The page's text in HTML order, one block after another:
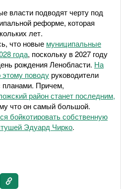
власти подводят черту под
реформе, которая
лет.
что новые муниципальные
года, поскольку в 2027 году
рождения Ленобласти. На
поводу руководители
планами. Причем,
район станет последним,
что он самый большой.
бойкотировать собственную
Эдуард Чирко.